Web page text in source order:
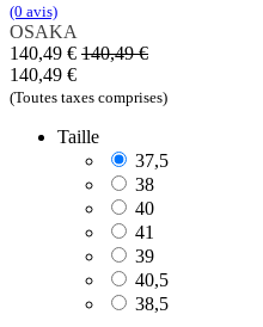
(0 avis)
OSAKA
140,49 € 140,49€
140,49 €
(Toutes taxes comprises)
Taille
37,5
38
40
41
39
40,5
38,5